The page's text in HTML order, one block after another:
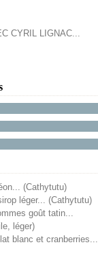
CYRIL LIGNAC...
(Cathytutu)
léger... (Cathytutu)
goût tatin...
léger)
blanc et cranberries...